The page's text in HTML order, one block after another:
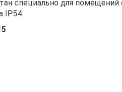
специально для
IP54.